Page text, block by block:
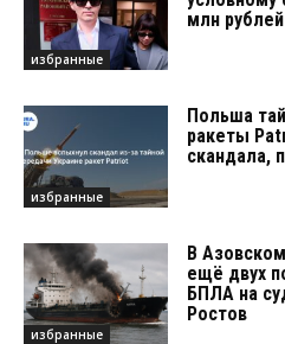
избранные
млн рублей
избранные
Польша
ракеты
скандала,
избранные
В
ещё двух
БПЛА на
Ростов